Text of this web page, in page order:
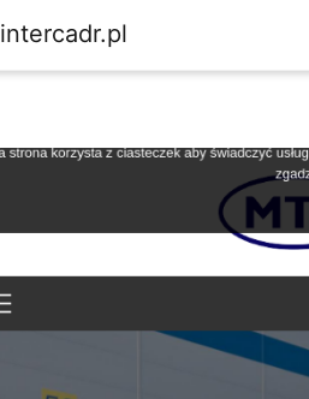
intercadr.pl